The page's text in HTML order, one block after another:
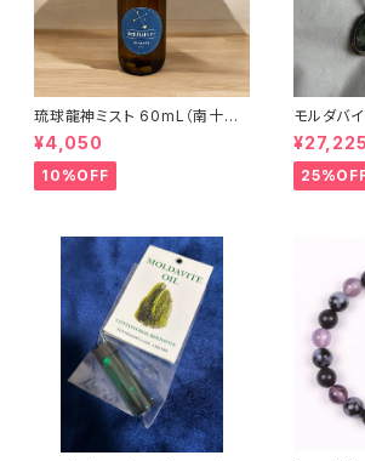
琉球龍神ミスト 60mL（南十字
星）
¥4,050
10%OFF
モルダバ
B）セット
¥27,225